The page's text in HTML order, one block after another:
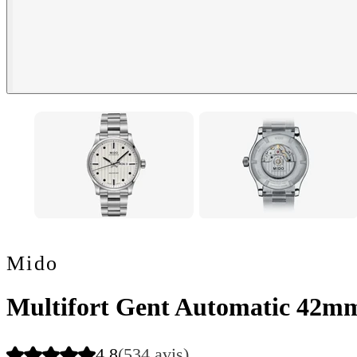
Mido
Multifort Gent Automatic